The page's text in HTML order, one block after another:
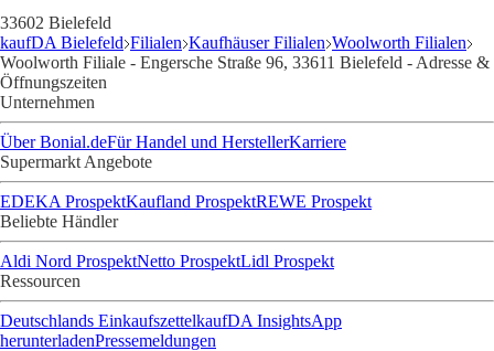
33602 Bielefeld
kaufDA Bielefeld Filialen Kaufhäuser Filialen Woolworth Filialen
Woolworth Filiale - Engersche Straße 96, 33611 Bielefeld - Adresse &
Öffnungszeiten
Unternehmen
Über Bonial.deFür Handel und HerstellerKarriere
Supermarkt Angebote
EDEKA ProspektKaufland ProspektREWE Prospekt
Beliebte Händler
Aldi Nord ProspektNetto ProspektLidl Prospekt
Ressourcen
Deutschlands EinkaufszettelkaufDA InsightsApp
herunterladenPressemeldungen